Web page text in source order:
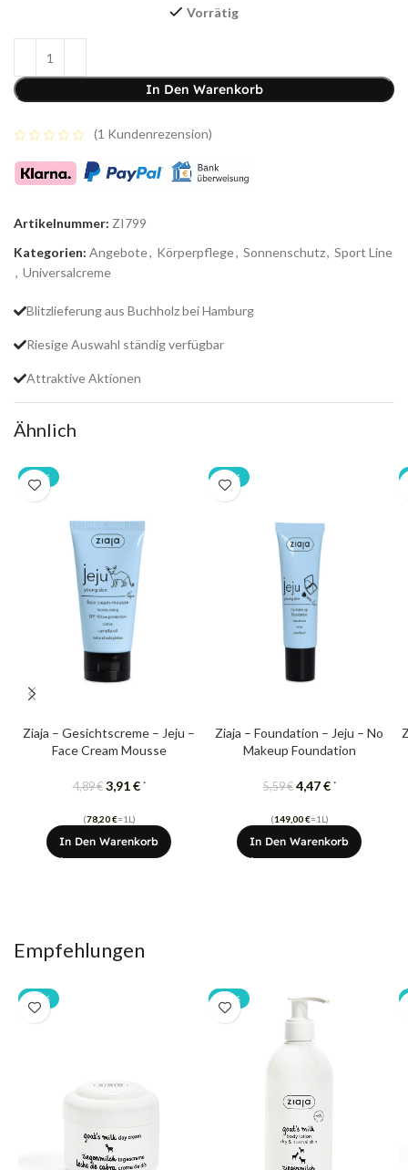
Vorrätig
In Den Warenkorb
(1 Kundenrezension)
Artikelnummer: ZI799
Kategorien: Angebote, Körperpflege, Sonnenschutz, Sport Line
, Universalcreme
Blitzlieferung aus Buchholz bei Hamburg
Riesige Auswahl ständig verfügbar
Attraktive Aktionen
Ähnlich
-20%
Ziaja – Gesichtscreme – Jeju –
Face Cream Mousse
4,89€ 3,91€ *
(78,20€=1L)
In Den Warenkorb
-20%
Ziaja – Foundation – Jeju – No
Makeup Foundation
5,59€ 4,47€ *
(149,00€=1L)
In Den Warenkorb
Empfehlungen
-20% -20%